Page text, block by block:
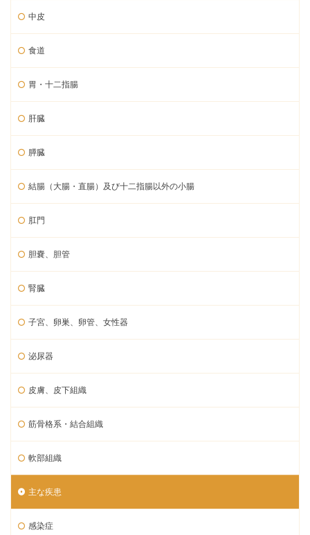
中皮
食道
胃・十二指腸
肝臓
膵臓
結腸（大腸・直腸）及び十二指腸以外の小腸
肛門
胆嚢、胆管
腎臓
子宮、卵巣、卵管、女性器
泌尿器
皮膚、皮下組織
筋骨格系・結合組織
軟部組織
主な疾患
感染症